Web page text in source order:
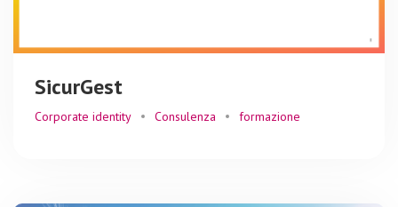
SicurGest
Corporate identity Consulenza formazione